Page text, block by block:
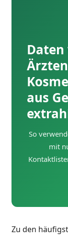
aus
So
mit
Zu den